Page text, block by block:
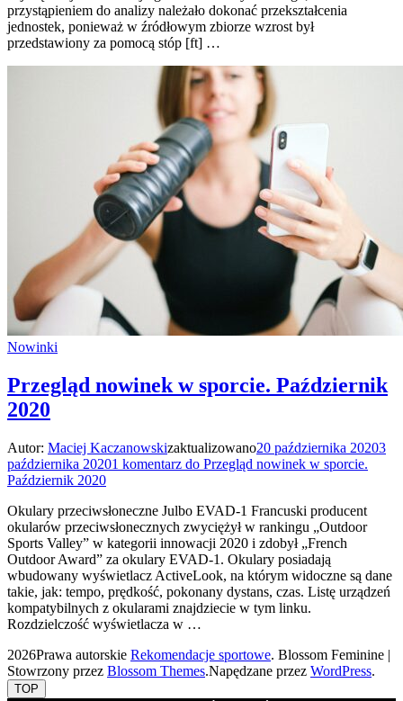
przystąpieniem do analizy należało dokonać przekształcenia
jednostek, ponieważ w źródłowym zbiorze wzrost był
przedstawiony za pomocą stóp [ft] …
Nowinki
Przegląd nowinek w sporcie. Październik
2020
Autor: Maciej Kaczanowskizaktualizowano20 października 20203
października 20201 komentarz do Przegląd nowinek w sporcie.
Październik 2020
Okulary przeciwsłoneczne Julbo EVAD-1 Francuski producent
okularów przeciwsłonecznych zwyciężył w rankingu „Outdoor
Sports Valley” w kategorii innowacji 2020 i zdobył „French
Outdoor Award” za okulary EVAD-1. Okulary posiadają
wbudowany wyświetlacz ActiveLook, na którym widoczne są dane
takie, jak: tempo, prędkość, pokonany dystans, czas. Listę urządzeń
kompatybilnych z okularami znajdziecie w tym linku.
Rozdzielczość wyświetlacza w …
2026Prawa autorskie Rekomendacje sportowe. Blossom Feminine |
Stowrzony przez Blossom Themes.Napędzane przez WordPress.
TOP